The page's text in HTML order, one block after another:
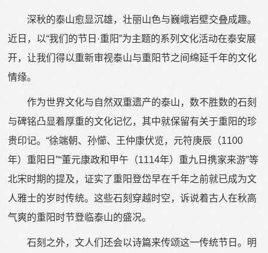
深秋的泰山愈显沉雄，壮丽山色与巍峨岩壁交叠成趣。
近日，以“我们的节日·重阳”为主题的系列文化活动在泰安展
开，让我们得以重新审视泰山与重阳节之间绵延千年的文化
情缘。
作为世界文化与自然双重遗产的泰山，数不胜数的石刻
与碑铭凸显着厚重的文化记忆，其中就保留有关于重阳的珍
贵印记。“徐端朝、孙㦢、王仲康伏览，元符庚辰（1100
年）重阳日”“董元康政和甲午（1114年）重九日携家来游”等
北宋时期的提及，证实了重阳登岱早在千年之前就已成为文
人雅士的岁时传统。这些石刻穿越时空，诉说着古人在秋高
气爽的重阳时节登临泰山的盛况。
石刻之外，文人们还会以诗篇来传颂这一传统节日。明